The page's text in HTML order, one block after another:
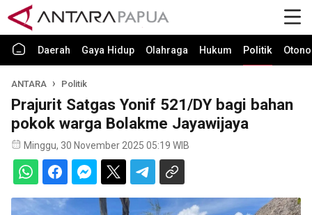
Daerah Gaya Hidup Olahraga Hukum Politik
ANTARA Politik
Prajurit Satgas Yonif 521/DY bagi bahan
pokok warga Bolakme Jayawijaya
Minggu, 30 November 2025 05:19 WIB